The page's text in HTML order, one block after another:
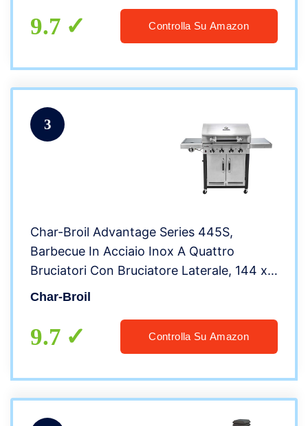
9.7 Controlla Su Amazon
3
Char-Broil Advantage Series 445S,
Barbecue In Acciaio Inox A Quattro
Bruciatori Con Bruciatore Laterale, 144 x
59.5 x 115.5 Cm
Char-Broil
9.7 Controlla Su Amazon